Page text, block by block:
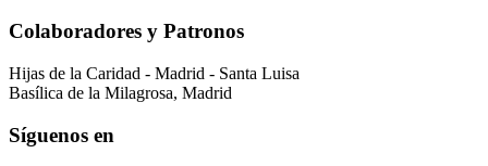
Colaboradores y Patronos
Hijas de la Caridad - Madrid - Santa Luisa
Basílica de la Milagrosa, Madrid
Síguenos en